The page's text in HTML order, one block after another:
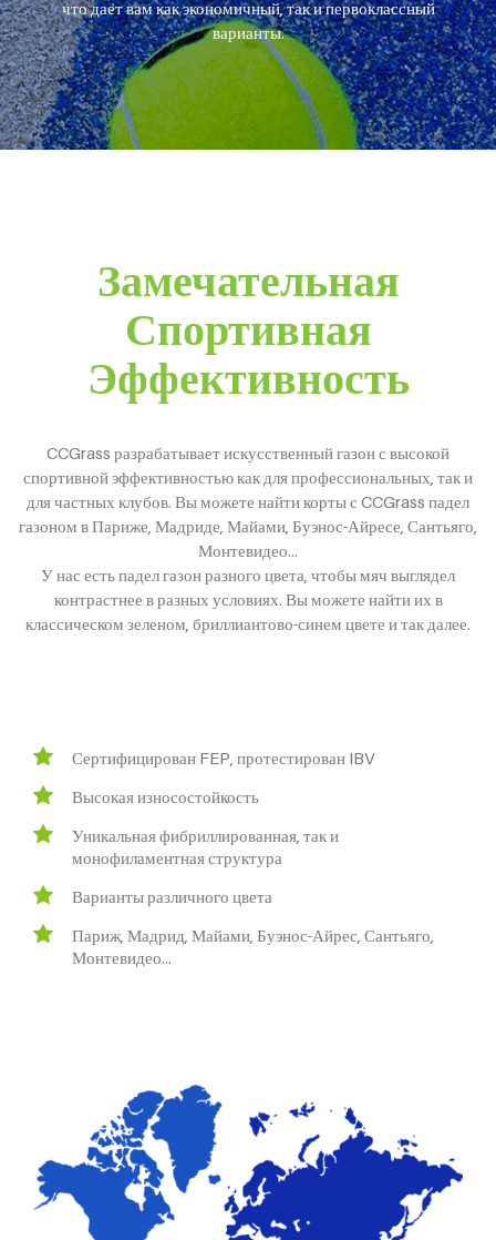
что дает вам как экономичный, так и первоклассный
варианты.
Замечательная
Спортивная
Эффективность
CCGrass разрабатывает искусственный газон с высокой
спортивной эффективностью как для профессиональных, так и
для частных клубов. Вы можете найти корты с CCGrass падел
газоном в Париже, Мадриде, Майами, Буэнос-Айресе, Сантьяго,
Монтевидео…
У нас есть падел газон разного цвета, чтобы мяч выглядел
контрастнее в разных условиях. Вы можете найти их в
классическом зеленом, бриллиантово-синем цвете и так далее.
Сертифицирован FEP, протестирован IBV
Высокая износостойкость
Уникальная фибриллированная, так и
монофиламентная структура
Варианты различного цвета
Париж, Мадрид, Майами, Буэнос-Айрес, Сантьяго,
Монтевидео…